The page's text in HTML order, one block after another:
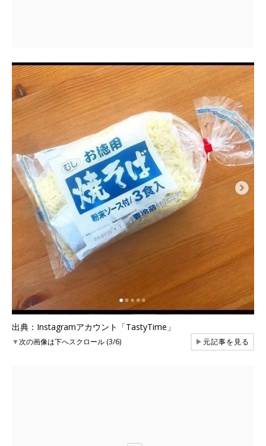
出典：Instagramアカウント「TastyTime」
▼次の画像は下へスクロール (3/6) ▶元記事を見る